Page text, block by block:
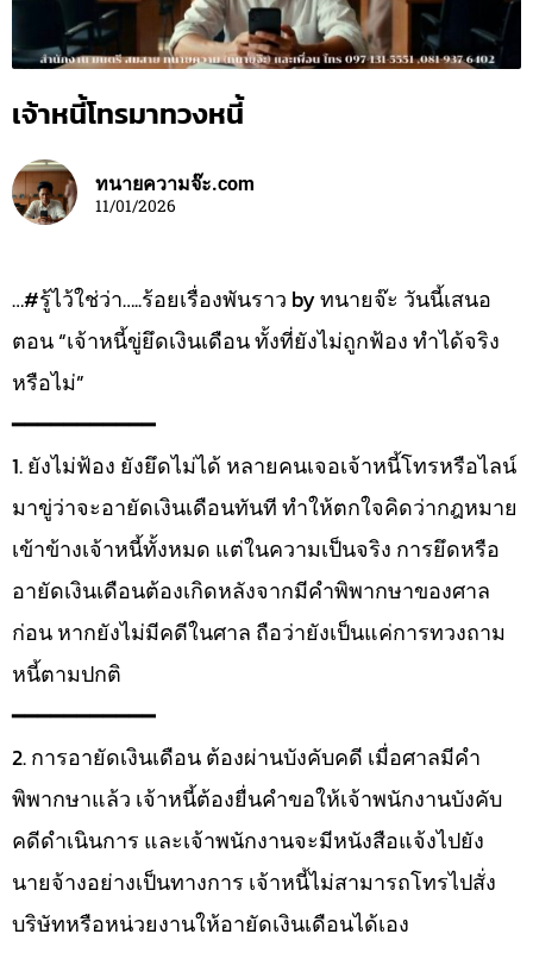
เจ้าหนี้โทรมาทวงหนี้
ทนายความจ๊ะ.com
11/01/2026
…#รู้ไว้ใช่ว่า…..ร้อยเรื่องพันราว by ทนายจ๊ะ วันนี้เสนอ
ตอน “เจ้าหนี้ขู่ยึดเงินเดือน ทั้งที่ยังไม่ถูกฟ้อง ทำได้จริง
หรือไม่”
━━━━━━━━━━━
1. ยังไม่ฟ้อง ยังยึดไม่ได้ หลายคนเจอเจ้าหนี้โทรหรือไลน์
มาขู่ว่าจะอายัดเงินเดือนทันที ทำให้ตกใจคิดว่ากฎหมาย
เข้าข้างเจ้าหนี้ทั้งหมด แต่ในความเป็นจริง การยึดหรือ
อายัดเงินเดือนต้องเกิดหลังจากมีคำพิพากษาของศาล
ก่อน หากยังไม่มีคดีในศาล ถือว่ายังเป็นแค่การทวงถาม
หนี้ตามปกติ
━━━━━━━━━━━
2. การอายัดเงินเดือน ต้องผ่านบังคับคดี เมื่อศาลมีคำ
พิพากษาแล้ว เจ้าหนี้ต้องยื่นคำขอให้เจ้าพนักงานบังคับ
คดีดำเนินการ และเจ้าพนักงานจะมีหนังสือแจ้งไปยัง
นายจ้างอย่างเป็นทางการ เจ้าหนี้ไม่สามารถโทรไปสั่ง
บริษัทหรือหน่วยงานให้อายัดเงินเดือนได้เอง